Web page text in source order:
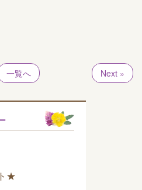
一覧へ Next »
★